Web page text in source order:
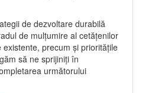
de dezvoltare durabilă
de mulțumire al cetățenilor
precum și prioritățile
să ne sprijiniți în
următorului